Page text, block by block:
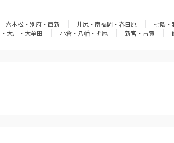
六本松・別府・西新 井尻・南福岡・春日原
七隈・
大川・大牟田 小倉・八幡・折尾 新宮・古賀